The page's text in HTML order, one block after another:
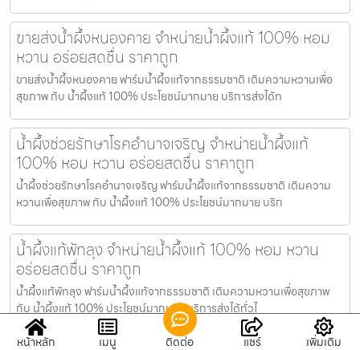
ขายส่งน้ำผึ้งหนองคาย จำหน่ายน้ำผึ้งแท้ 100% หอม
หวาน อร่อยสดชื่น ราคาถูก
ขายส่งน้ำผึ้งหนองคาย ฟาร์มน้ำผึ้งแท้จากธรรมชาติ เติมความหวานเพื่อ
สุขภาพ กับ น้ำผึ้งแท้ 100% ประโยชน์มากมาย บริการส่งได้ท
น้ำผึ้งช่วยรักษาโรคอำนาจเจริญ จำหน่ายน้ำผึ้งแท้
100% หอม หวาน อร่อยสดชื่น ราคาถูก
น้ำผึ้งช่วยรักษาโรคอำนาจเจริญ ฟาร์มน้ำผึ้งแท้จากธรรมชาติ เติมความ
หวานเพื่อสุขภาพ กับ น้ำผึ้งแท้ 100% ประโยชน์มากมาย บริก
น้ำผึ้งแท้พัทลุง จำหน่ายน้ำผึ้งแท้ 100% หอม หวาน
อร่อยสดชื่น ราคาถูก
น้ำผึ้งแท้พัทลุง ฟาร์มน้ำผึ้งแท้จากธรรมชาติ เติมความหวานเพื่อสุขภาพ
กับ น้ำผึ้งแท้ 100% ประโยชน์มากมาย บริการส่งได้ทั่วไ
หน้าหลัก เมนู ติดต่อ แชร์ เพิ่มเติม